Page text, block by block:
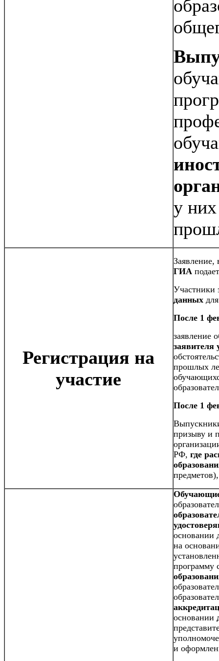
у
Регистрация на
участие
Заявление,
ГИА
Участники
данных
После 1
заявление
прошлых
После 1
призыву и
РФ, где
основании
на
программу
основании
и